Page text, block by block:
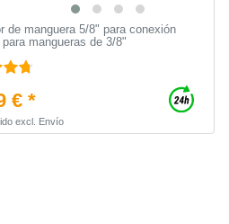
de manguera 5/8" para conexión
mangueras de 3/8"
€ *
excl. Envío